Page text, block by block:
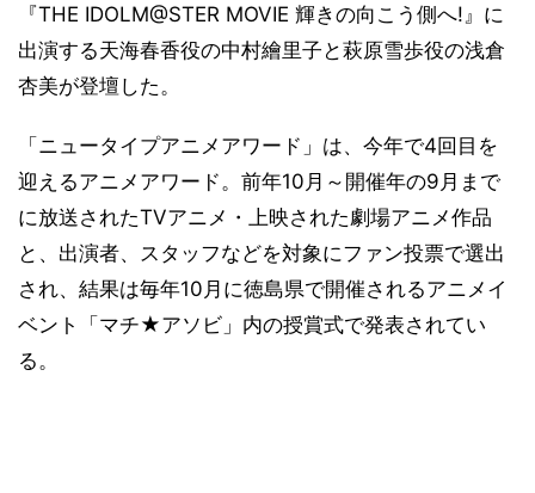
『THE IDOLM@STER MOVIE 輝きの向こう側へ!』に
出演する天海春香役の中村繪里子と萩原雪歩役の浅倉
杏美が登壇した。
「ニュータイプアニメアワード」は、今年で4回目を
迎えるアニメアワード。前年10月～開催年の9月まで
に放送されたTVアニメ・上映された劇場アニメ作品
と、出演者、スタッフなどを対象にファン投票で選出
され、結果は毎年10月に徳島県で開催されるアニメイ
ベント「マチ★アソビ」内の授賞式で発表されてい
る。